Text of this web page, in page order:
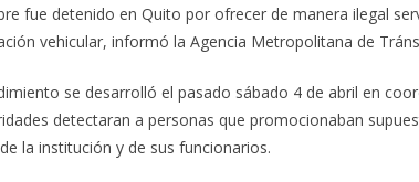
fue detenido en Quito por ofrecer de manera ilegal
vehicular, informó la Agencia Metropolitana de
se desarrolló el pasado sábado 4 de abril en
detectaran a personas que promocionaban
la institución y de sus funcionarios.